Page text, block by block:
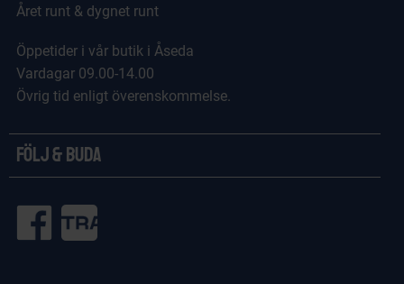
Året runt & dygnet runt
Öppetider i vår butik i Åseda
Vardagar 09.00-14.00
Övrig tid enligt överenskommelse.
Följ & Buda